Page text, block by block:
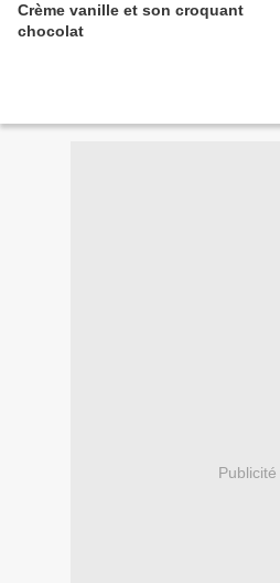
Crème vanille et son croquant
chocolat
Publicité